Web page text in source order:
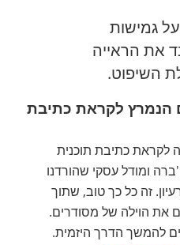
גמישות
את הראייה
השיפוט.
הנמרץ לקראת כתיבת
לקראת כתיבת תוכנית
ומודל עסקי שהורדנו
זה כל כך טוב, שתוך
את הוילה של מסודרים.